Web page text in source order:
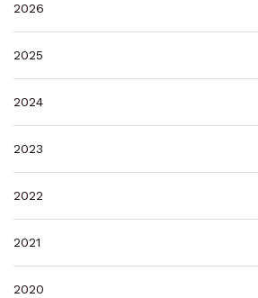
2026
2025
2024
2023
2022
2021
2020